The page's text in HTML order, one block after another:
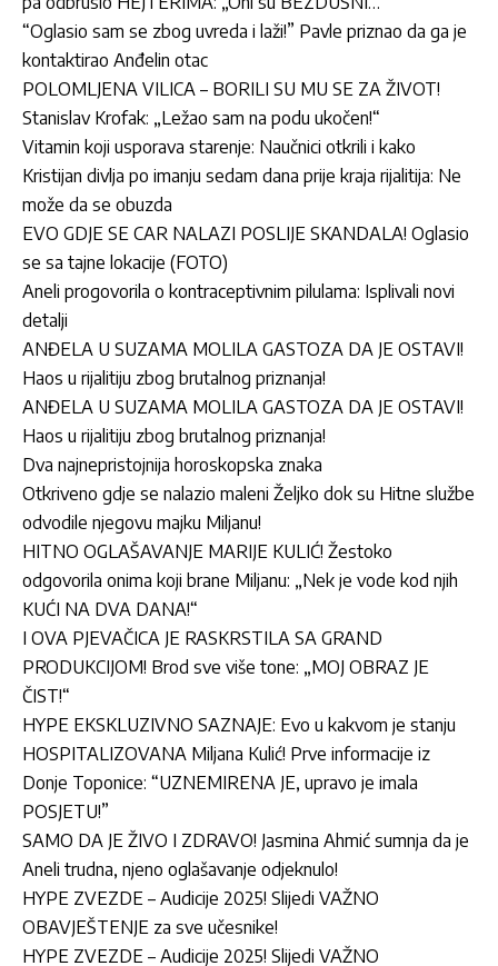
“Oglasio sam se zbog uvreda i laži!” Pavle priznao da ga je
kontaktirao Anđelin otac
POLOMLJENA VILICA – BORILI SU MU SE ZA ŽIVOT!
Stanislav Krofak: „Ležao sam na podu ukočen!“
Vitamin koji usporava starenje: Naučnici otkrili i kako
Kristijan divlja po imanju sedam dana prije kraja rijalitija: Ne
može da se obuzda
EVO GDJE SE CAR NALAZI POSLIJE SKANDALA! Oglasio
se sa tajne lokacije (FOTO)
Aneli progovorila o kontraceptivnim pilulama: Isplivali novi
detalji
ANĐELA U SUZAMA MOLILA GASTOZA DA JE OSTAVI!
Haos u rijalitiju zbog brutalnog priznanja!
ANĐELA U SUZAMA MOLILA GASTOZA DA JE OSTAVI!
Haos u rijalitiju zbog brutalnog priznanja!
Dva najnepristojnija horoskopska znaka
Otkriveno gdje se nalazio maleni Željko dok su Hitne službe
odvodile njegovu majku Miljanu!
HITNO OGLAŠAVANJE MARIJE KULIĆ! Žestoko
odgovorila onima koji brane Miljanu: „Nek je vode kod njih
KUĆI NA DVA DANA!“
I OVA PJEVAČICA JE RASKRSTILA SA GRAND
PRODUKCIJOM! Brod sve više tone: „MOJ OBRAZ JE
ČIST!“
HYPE EKSKLUZIVNO SAZNAJE: Evo u kakvom je stanju
HOSPITALIZOVANA Miljana Kulić! Prve informacije iz
Donje Toponice: “UZNEMIRENA JE, upravo je imala
POSJETU!”
SAMO DA JE ŽIVO I ZDRAVO! Jasmina Ahmić sumnja da je
Aneli trudna, njeno oglašavanje odjeknulo!
HYPE ZVEZDE – Audicije 2025! Slijedi VAŽNO
OBAVJEŠTENJE za sve učesnike!
HYPE ZVEZDE – Audicije 2025! Slijedi VAŽNO